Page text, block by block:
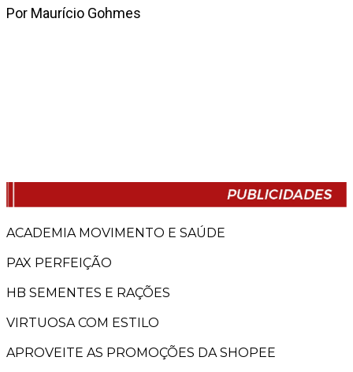
Por Maurício Gohmes
ACADEMIA MOVIMENTO E SAÚDE
PAX PERFEIÇÃO
HB SEMENTES E RAÇÕES
VIRTUOSA COM ESTILO
APROVEITE AS PROMOÇÕES DA SHOPEE